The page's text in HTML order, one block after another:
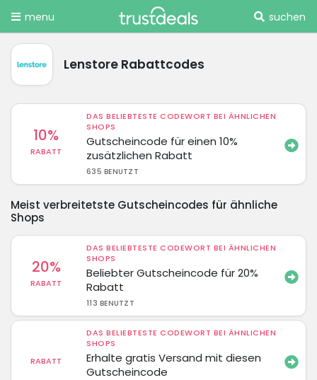
menu suchen
Lenstore Rabattcodes
10%
RABATT
DAS BELIEBTESTE CODEWORT BEI ÄHNLICHEN
SHOPS
Gutscheincode für einen 10%
zusätzlichen Rabatt
635 BENUTZT
Meist verbreitetste Gutscheincodes für ähnliche
Shops
20%
RABATT
DAS BELIEBTESTE CODEWORT BEI ÄHNLICHEN
SHOPS
Beliebter Gutscheincode für 20%
Rabatt
113 BENUTZT
RABATT
DAS BELIEBTESTE CODEWORT BEI ÄHNLICHEN
SHOPS
Erhalte gratis Versand mit diesen
Gutscheincode